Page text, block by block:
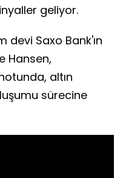
geliyor.
devi Saxo Bank'ın
Hansen,
altın
sürecine